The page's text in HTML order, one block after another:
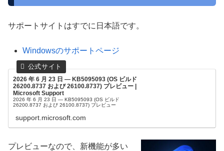
サポートサイトはすでに日本語です。
Windowsのサポートページ
2026 年 6 月 23 日 — KB5095093 (OS ビルド
26200.8737 および 26100.8737) プレビュー |
Microsoft Support
2026 年 6 月 23 日 — KB5095093 (OS ビルド
26200.8737 および 26100.8737) プレビュー
support.microsoft.com
プレビューなので、新機能が多い